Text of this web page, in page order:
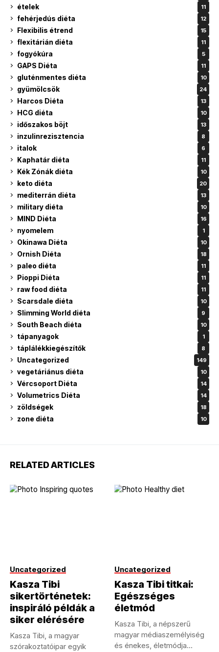
ételek 11
fehérjedús diéta 12
Flexibilis étrend 15
flexitárián diéta 11
fogyókúra 5
GAPS Diéta 11
gluténmentes diéta 10
gyümölcsök 24
Harcos Diéta 13
HCG diéta 10
időszakos böjt 13
inzulinrezisztencia 8
italok 6
Kaphatár diéta 11
Kék Zónák diéta 10
keto diéta 20
mediterrán diéta 13
military diéta 10
MIND Diéta 16
nyomelem 1
Okinawa Diéta 10
Ornish Diéta 18
paleo diéta 11
Pioppi Diéta 11
raw food diéta 11
Scarsdale diéta 10
Slimming World diéta 9
South Beach diéta 10
tápanyagok 1
táplálékkiegészítők 8
Uncategorized 149
vegetáriánus diéta 10
Vércsoport Diéta 14
Volumetrics Diéta 14
zöldségek 18
zone diéta 10
RELATED ARTICLES
Uncategorized
Kasza Tibi
sikertörténetek:
inspiráló példák a
siker elérésére
Kasza Tibi, a magyar
szórakoztatóipar egyik
Uncategorized
Kasza Tibi titkai:
Egészséges
életmód
Kasza Tibi, a népszerű
magyar médiaszemélyiség
és énekes, életmódja